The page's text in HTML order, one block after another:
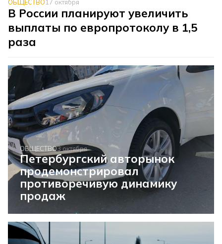
ОБЩЕСТВО17 октября
В России планируют увеличить
выплаты по европротоколу в 1,5
раза
ОБЩЕСТВО3 октября
Петербургский авторынок
продемонстрировал
противоречивую динамику
продаж